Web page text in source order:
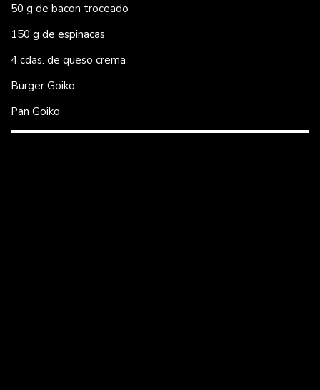
50 g de bacon troceado
150 g de espinacas
4 cdas. de queso crema
Burger Goiko
Pan Goiko